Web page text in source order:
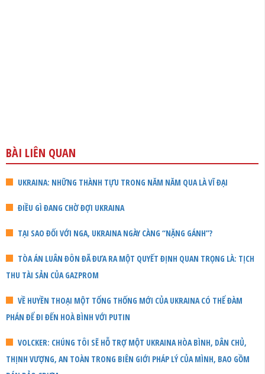
BÀI LIÊN QUAN
UKRAINA: NHỮNG THÀNH TỰU TRONG NĂM NĂM QUA LÀ VĨ ĐẠI
ĐIỀU GÌ ĐANG CHỜ ĐỢI UKRAINA
TẠI SAO ĐỐI VỚI NGA, UKRAINA NGÀY CÀNG “NẶNG GÁNH”?
TÒA ÁN LUÂN ĐÔN ĐÃ ĐƯA RA MỘT QUYẾT ĐỊNH QUAN TRỌNG LÀ: TỊCH
THU TÀI SẢN CỦA GAZPROM
VỀ HUYỀN THOẠI MỘT TỔNG THỐNG MỚI CỦA UKRAINA CÓ THỂ ĐÀM
PHÁN ĐỂ ĐI ĐẾN HOÀ BÌNH VỚI PUTIN
VOLCKER: CHÚNG TÔI SẼ HỖ TRỢ MỘT UKRAINA HÒA BÌNH, DÂN CHỦ,
THỊNH VƯỢNG, AN TOÀN TRONG BIÊN GIỚI PHÁP LÝ CỦA MÌNH, BAO GỒM